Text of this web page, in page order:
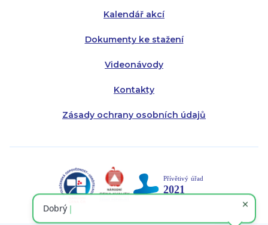
Kalendář akcí
Dokumenty ke stažení
Videonávody
Kontakty
Zásady ochrany osobních údajů